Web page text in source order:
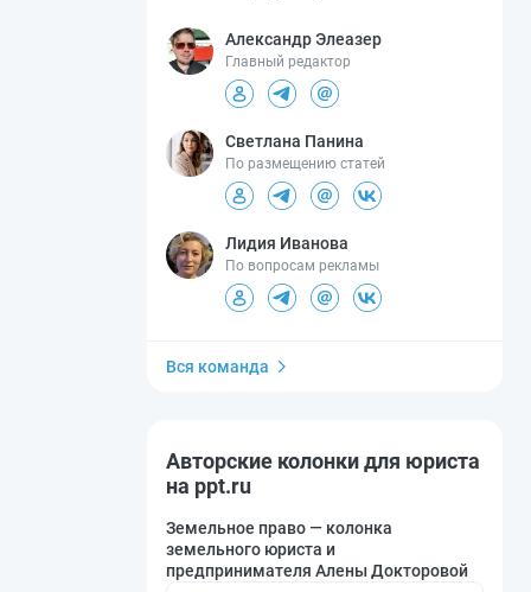
Александр Элеазер
Главный редактор
Светлана Панина
По размещению статей
Лидия Иванова
По вопросам рекламы
Вся команда
Авторские колонки для юриста
на ppt.ru
Земельное право — колонка
земельного юриста и
предпринимателя Алены Докторовой